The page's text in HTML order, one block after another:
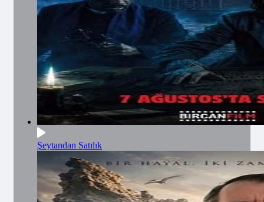
Şeytandan Satılık